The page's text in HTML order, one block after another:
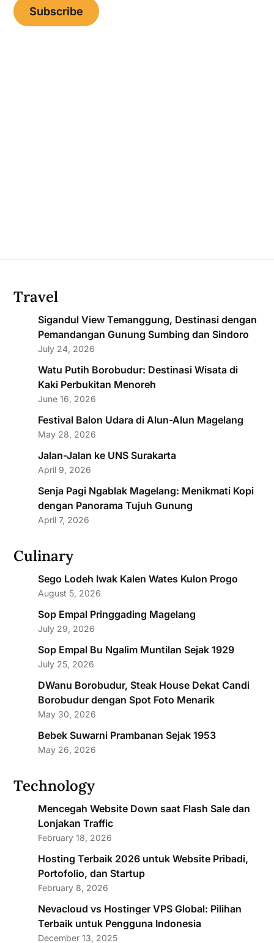
Subscribe
Travel
Sigandul View Temanggung, Destinasi dengan
Pemandangan Gunung Sumbing dan Sindoro
July 24, 2026
Watu Putih Borobudur: Destinasi Wisata di
Kaki Perbukitan Menoreh
June 16, 2026
Festival Balon Udara di Alun-Alun Magelang
May 28, 2026
Jalan-Jalan ke UNS Surakarta
April 9, 2026
Senja Pagi Ngablak Magelang: Menikmati Kopi
dengan Panorama Tujuh Gunung
April 7, 2026
Culinary
Sego Lodeh Iwak Kalen Wates Kulon Progo
August 5, 2026
Sop Empal Pringgading Magelang
July 29, 2026
Sop Empal Bu Ngalim Muntilan Sejak 1929
July 25, 2026
DWanu Borobudur, Steak House Dekat Candi
Borobudur dengan Spot Foto Menarik
May 30, 2026
Bebek Suwarni Prambanan Sejak 1953
May 26, 2026
Technology
Mencegah Website Down saat Flash Sale dan
Lonjakan Traffic
February 18, 2026
Hosting Terbaik 2026 untuk Website Pribadi,
Portofolio, dan Startup
February 8, 2026
Nevacloud vs Hostinger VPS Global: Pilihan
Terbaik untuk Pengguna Indonesia
December 13, 2025